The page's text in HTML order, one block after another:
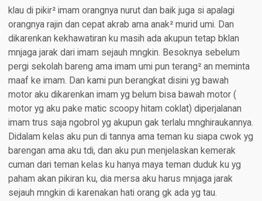
klau di pikir² imam orangnya nurut dan baik juga si apalagi
orangnya rajin dan cepat akrab ama anak² murid umi. Dan
dikarenkan kekhawatiran ku masih ada akupun tetap bklan
mnjaga jarak dari imam sejauh mngkin. Besoknya sebelum
pergi sekolah bareng ama imam umi pun terang² an meminta
maaf ke imam. Dan kami pun berangkat disini yg bawah
motor aku dikarenkan imam yg belum bisa bawah motor (
motor yg aku pake matic scoopy hitam coklat) diperjalanan
imam trus saja ngobrol yg akupun gak terlalu mnghiraukannya.
Didalam kelas aku pun di tannya ama teman ku siapa cwok yg
barengan ama aku tdi, dan aku pun menjelaskan kemerak
cuman dari teman kelas ku hanya maya teman duduk ku yg
paham akan pikiran ku, dia mersa aku harus mnjaga jarak
sejauh mngkin di karenakan hati orang gk ada yg tau.